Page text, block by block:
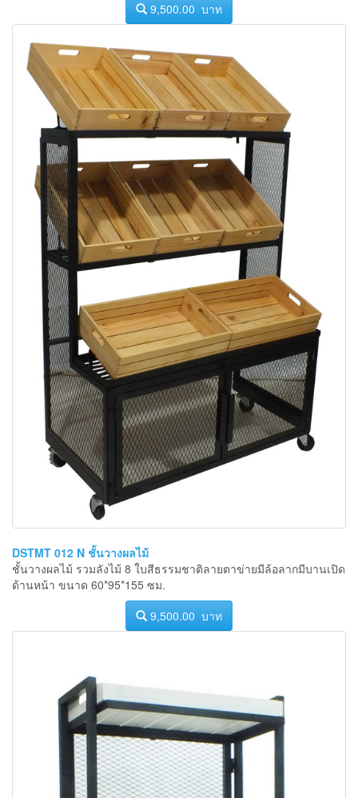
9,500.00 บาท
DSTMT 012 N ชั้นวางผลไม้
ชั้นวางผลไม้ รวมลังไม้ 8 ใบสีธรรมชาติลายตาข่ายมีล้อลากมีบานเปิด
ด้านหน้า ขนาด 60*95*155 ซม.
9,500.00 บาท